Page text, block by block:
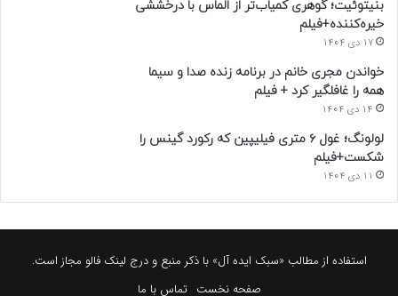
بنیتوئیت؛ گوهری کمیاب‌تر از الماس با درخششی
خیره‌کننده+فیلم
17 دی 1404
خواندن مجری خانم در برنامه زنده صدا و سیما
همه را غافلگیر کرد + فیلم
14 دی 1404
لولونگ؛ غول ۶ متری فیلیپین که رکورد گینس را
شکست+فیلم
11 دی 1404
استفاده از مطالب «سبک ایده آل» با ذکر منبع و درج لینک فالو مجاز است.
صفحه نخست تماس با ما